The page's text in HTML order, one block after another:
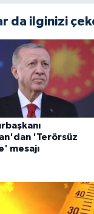
da ilginizi
'Terörsüz
mesajı